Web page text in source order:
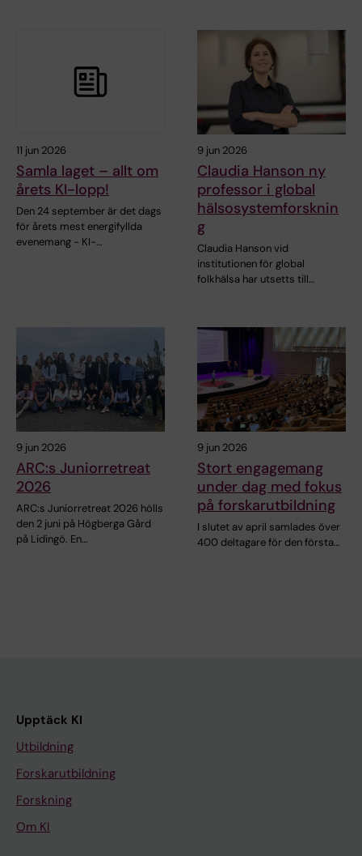
11 jun 2026
Samla laget – allt om
årets KI-lopp!
Den 24 september är det dags
för årets mest energifyllda
evenemang - KI-…
9 jun 2026
Claudia Hanson ny
professor i global
hälsosystemforsknin
g
Claudia Hanson vid
institutionen för global
folkhälsa har utsetts till…
9 jun 2026
ARC:s Juniorretreat
2026
ARC:s Juniorretreat 2026 hölls
den 2 juni på Högberga Gård
på Lidingö. En…
9 jun 2026
Stort engagemang
under dag med fokus
på forskarutbildning
I slutet av april samlades över
400 deltagare för den första…
Upptäck KI
Utbildning
Forskarutbildning
Forskning
Om KI